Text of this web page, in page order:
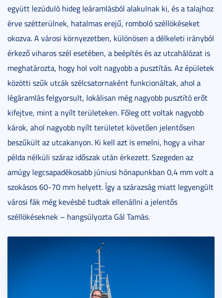
együtt lezúduló hideg leáramlásból alakulnak ki, és a talajhoz
érve szétterülnek, hatalmas erejű, romboló széllökéseket
okozva. A városi környezetben, különösen a délkeleti irányból
érkező viharos szél esetében, a beépítés és az utcahálózat is
meghatározta, hogy hol volt nagyobb a pusztítás. Az épületek
közötti szűk utcák szélcsatornaként funkcionáltak, ahol a
légáramlás felgyorsult, lokálisan még nagyobb pusztító erőt
kifejtve, mint a nyílt területeken. Főleg ott voltak nagyobb
károk, ahol nagyobb nyílt területet követően jelentősen
beszűkült az utcakanyon. Ki kell azt is emelni, hogy a vihar
példa nélküli száraz időszak után érkezett. Szegeden az
amúgy legcsapadékosabb júniusi hónapunkban 0,4 mm volt a
szokásos 60-70 mm helyett. Így a szárazság miatt legyengült
városi fák még kevésbé tudtak ellenállni a jelentős
széllökéseknek – hangsúlyozta Gál Tamás.